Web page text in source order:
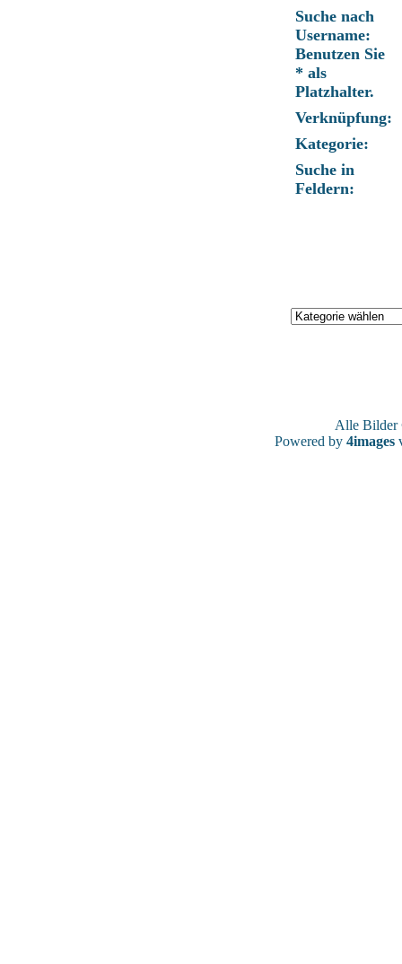
Suche nach
Username:
Benutzen Sie
* als
Platzhalter.
Verknüpfung:
Kategorie:
Suche in
Feldern:
Alle
Powered by 4images